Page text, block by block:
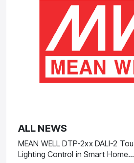
ALL NEWS
MEAN WELL DTP-2xx DALI-2
Lighting Control in Smart Home…